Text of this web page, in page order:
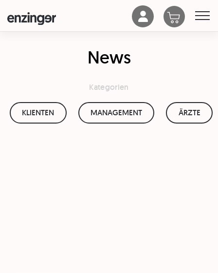
News
Kategorien
KLIENTEN MANAGEMENT ÄRZTE